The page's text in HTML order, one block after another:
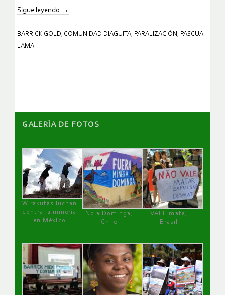
Sigue leyendo →
BARRICK GOLD, COMUNIDAD DIAGUITA, PARALIZACIÓN , PASCUA
LAMA
GALERÌA DE FOTOS
Wirakutas luchan
contra la minería
en México
No a Dominga,
Chile
VALE mata,
Brasil